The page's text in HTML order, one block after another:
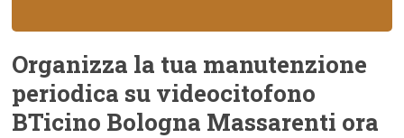
Organizza la tua manutenzione
periodica su videocitofono
BTicino Bologna Massarenti ora